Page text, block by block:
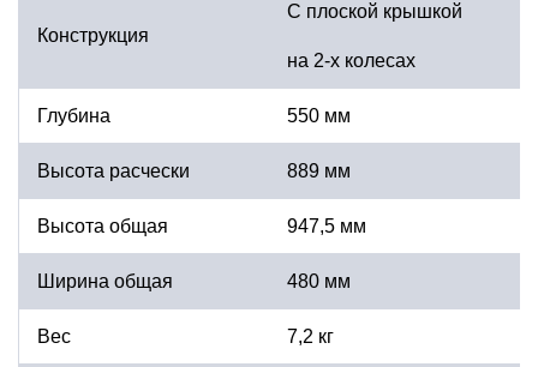
Конструкция
С плоской крышкой
на 2-х колесах
Глубина 550 мм
Высота расчески 889 мм
Высота общая 947,5 мм
Ширина общая 480 мм
Вес 7,2 кг